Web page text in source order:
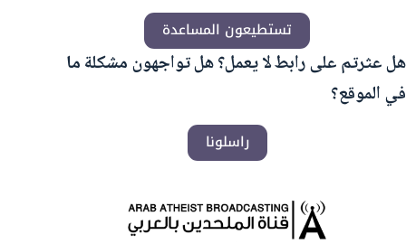
تستطيعون المساعدة
هل عثرتم على رابط لا يعمل؟ هل تواجهون مشكلة ما
في الموقع؟
راسلونا